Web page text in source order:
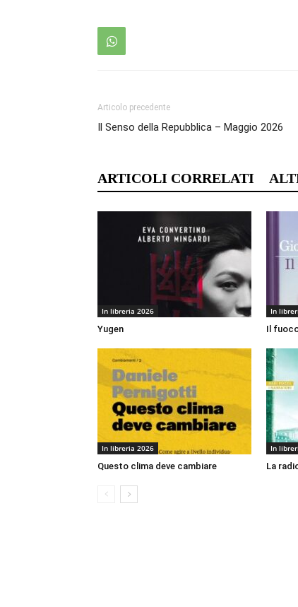
Articolo precedente
Il Senso della Repubblica – Maggio 2026
ARTICOLI CORRELATI
In libreria 2026
Yugen
In
Il
In libreria 2026
Questo clima deve cambiare
In
La